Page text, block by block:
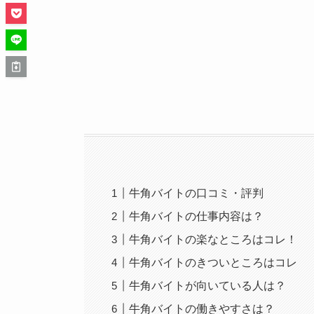
牛角バイトの口コミ・評判
牛角バイトの仕事内容は？
牛角バイトの楽なところはコレ！
牛角バイトのきついところはコレ
牛角バイトが向いている人は？
牛角バイトの働きやすさは？